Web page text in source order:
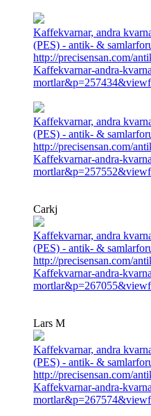
Kaffekvarnar, andra
(PES) - antik- &
http://precisensan.com/
Kaffekvarnar-andra-
Kaffekvarnar, andra
(PES) - antik- &
http://precisensan.com/
Kaffekvarnar-andra-
Carkj
Kaffekvarnar, andra
(PES) - antik- &
http://precisensan.com/
Kaffekvarnar-andra-
Lars M
Kaffekvarnar, andra
(PES) - antik- &
http://precisensan.com/
Kaffekvarnar-andra-